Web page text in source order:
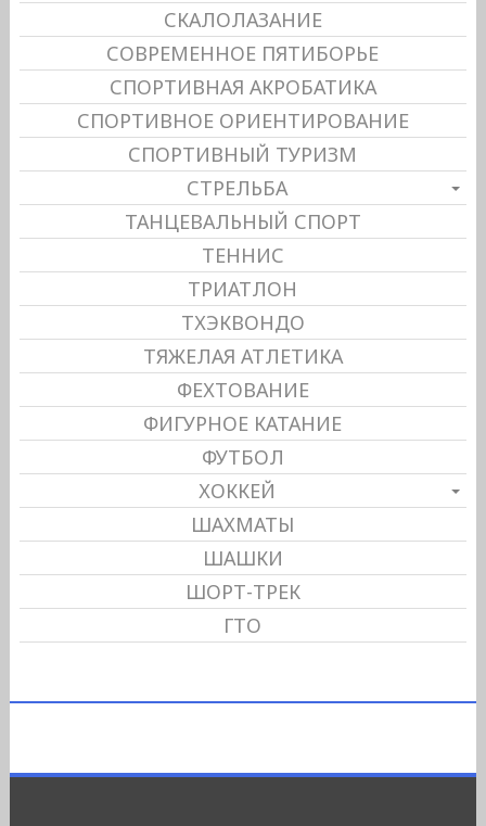
СКАЛОЛАЗАНИЕ
СОВРЕМЕННОЕ ПЯТИБОРЬЕ
СПОРТИВНАЯ АКРОБАТИКА
СПОРТИВНОЕ ОРИЕНТИРОВАНИЕ
СПОРТИВНЫЙ ТУРИЗМ
СТРЕЛЬБА
ТАНЦЕВАЛЬНЫЙ СПОРТ
ТЕННИС
ТРИАТЛОН
ТХЭКВОНДО
ТЯЖЕЛАЯ АТЛЕТИКА
ФЕХТОВАНИЕ
ФИГУРНОЕ КАТАНИЕ
ФУТБОЛ
ХОККЕЙ
ШАХМАТЫ
ШАШКИ
ШОРТ-ТРЕК
ГТО